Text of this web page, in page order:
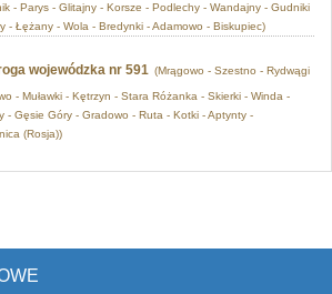
- Parys - Glitajny - Korsze - Podlechy - Wandajny - Gudniki
- Łężany - Wola - Bredynki - Adamowo - Biskupiec)
wojewódzka nr 591 (Mrągowo - Szestno - Rydwągi
- Muławki - Kętrzyn - Stara Różanka - Skierki - Winda -
- Gęsie Góry - Gradowo - Ruta - Kotki - Aptynty -
(Rosja))